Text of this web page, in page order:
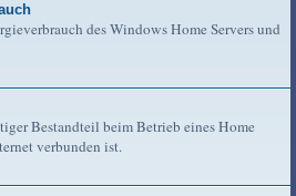
des Windows Home Servers und
Bestandteil beim Betrieb eines Home
verbunden ist.